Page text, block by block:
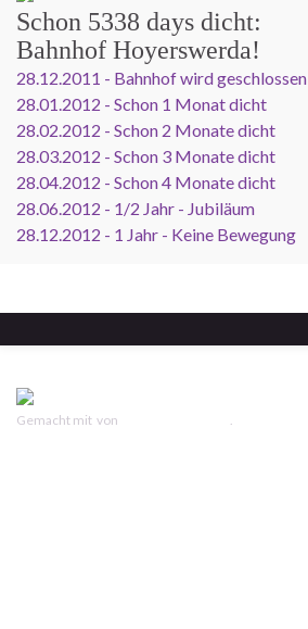
Schon 5338 days dicht:
Bahnhof Hoyerswerda!
28.12.2011 - Bahnhof wird geschlossen
28.01.2012 - Schon 1 Monat dicht
28.02.2012 - Schon 2 Monate dicht
28.03.2012 - Schon 3 Monate dicht
28.04.2012 - Schon 4 Monate dicht
28.06.2012 - 1/2 Jahr - Jubiläum
28.12.2012 - 1 Jahr - Keine Bewegung
Gemacht mit von .